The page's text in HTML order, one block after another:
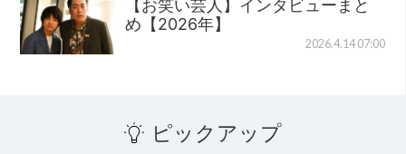
【お笑い芸人】インタビューまと
め【2026年】
2026.4.14 07:00
ピックアップ